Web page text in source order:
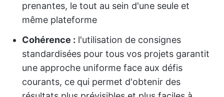
prenantes, le tout au sein d'une seule et
même plateforme
Cohérence : l'utilisation de consignes
standardisées pour tous vos projets garantit
une approche uniforme face aux défis
courants, ce qui permet d'obtenir des